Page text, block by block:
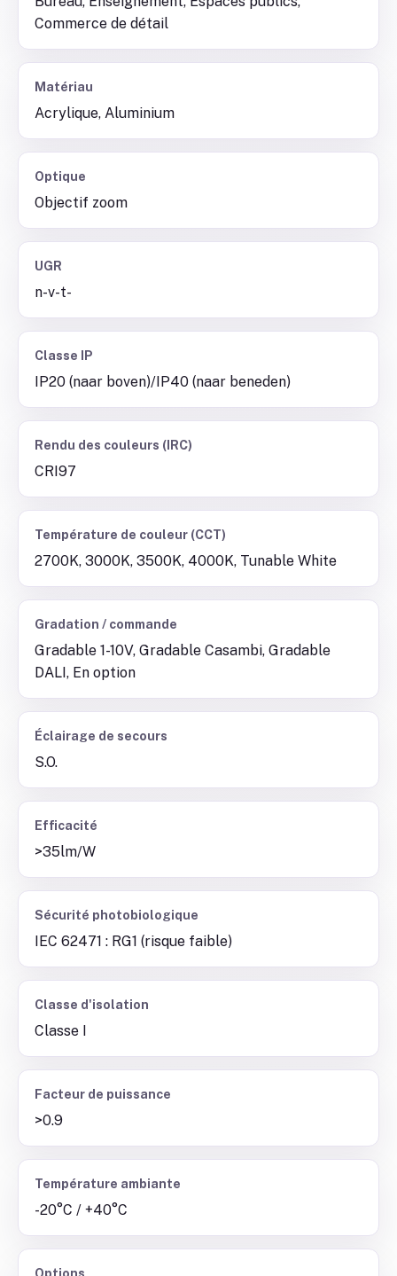
Commerce de détail
Matériau
Acrylique, Aluminium
Optique
Objectif zoom
UGR
n-v-t-
Classe IP
IP20 (naar boven)/IP40 (naar beneden)
Rendu des couleurs (IRC)
CRI97
Température de couleur (CCT)
2700K, 3000K, 3500K, 4000K, Tunable White
Gradation / commande
Gradable 1-10V, Gradable Casambi, Gradable
DALI, En option
Éclairage de secours
S.O.
Efficacité
>35lm/W
Sécurité photobiologique
IEC 62471 : RG1 (risque faible)
Classe d'isolation
Classe I
Facteur de puissance
>0.9
Température ambiante
-20°C / +40°C